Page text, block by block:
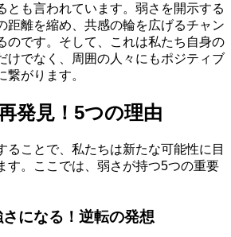
とも言われています。弱さを開示する
距離を縮め、共感の輪を広げるチャン
のです。そして、これは私たち自身の
けでなく、周囲の人々にもポジティブ
繋がります。
発見！5つの理由
ることで、私たちは新たな可能性に目
す。ここでは、弱さが持つ5つの重要
になる！逆転の発想